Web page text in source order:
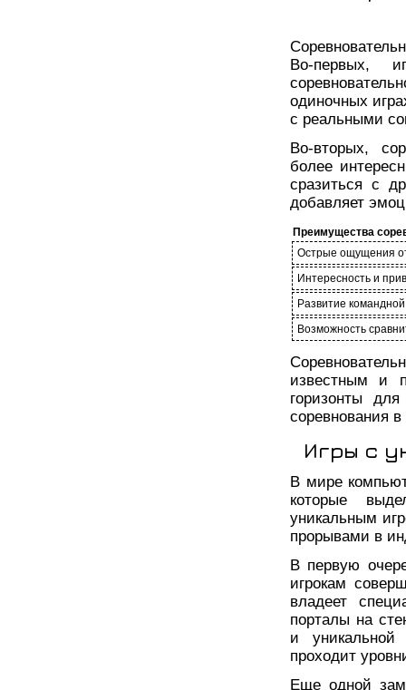
Во-первых,
одиночных
с реальными
Во-вторых,
более
сразиться с
добавляет
Преимущества
Острые ощущения
Интересность и
Развитие
Возможность
известным и
горизонты
соревнования
Игры с
В мире
которые
уникальным
прорывами в
В первую
игрокам
владеет
порталы на
и
проходит
Еще одной